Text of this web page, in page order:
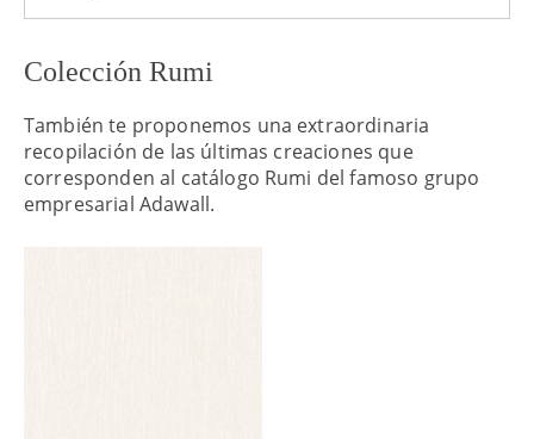
Colección Rumi
También te proponemos una extraordinaria
recopilación de las últimas creaciones que
corresponden al catálogo Rumi del famoso grupo
empresarial Adawall.